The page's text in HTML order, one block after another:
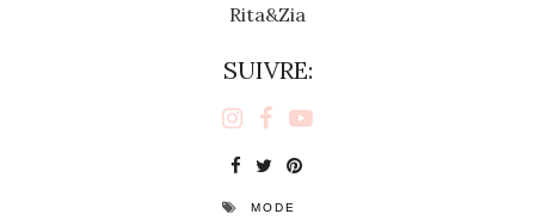
Rita&Zia
SUIVRE:
MODE